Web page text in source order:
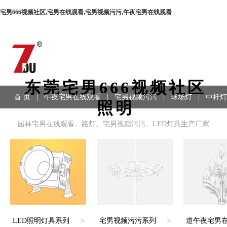
宅男666视频社区,宅男在线观看,宅男视频污污,午夜宅男在线观看
东莞宅男666视频社区
照明
园林宅男在线观看、路灯、宅男视频污污、LED灯具生产厂家
首 页 午夜宅男在线观看 宅男视频污污 | 球场灯 中杆灯
程案例 | 联系方式
LED照明灯具系列 > 宅男视频污污系列 > 道午夜宅男